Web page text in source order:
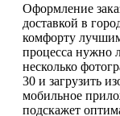
Оформление
доставкой в
комфорту
процесса нужно
несколько
30 и загрузить
мобильное
подскажет